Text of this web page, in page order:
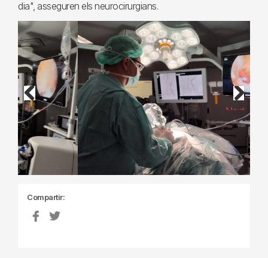
dia", asseguren els neurocirurgians.
Previous Next
Compartir: